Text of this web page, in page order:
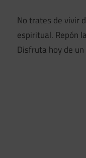
No trates de vivir
espiritual. Repón
Disfruta hoy de